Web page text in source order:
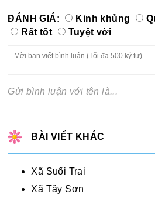
ĐÁNH GIÁ: Kinh khủng
Rất tốt
Tuyệt vời
Gửi bình luận với tên là...
BÀI VIẾT KHÁC
Xã Suối Trai
Xã Tây Sơn